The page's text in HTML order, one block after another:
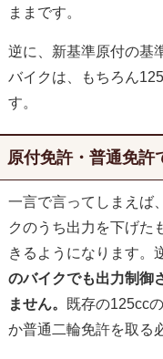
ままです。
逆に、新基準原付の基
バイクは、もちろん
す。
原付免許・普通免許
一言で言ってしまえば、
クのうち出力を下げた
きるようになります。
のバイクでも出力制御
ません。
既存の125cc
か普通二輪免許を取る